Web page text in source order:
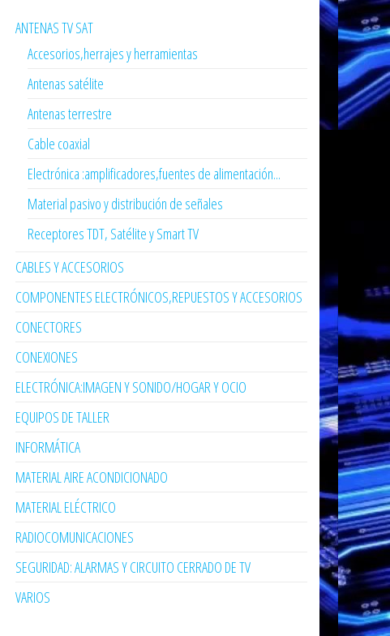
ANTENAS TV SAT
Accesorios,herrajes y herramientas
Antenas satélite
Antenas terrestre
Cable coaxial
Electrónica :amplificadores,fuentes de alimentación...
Material pasivo y distribución de señales
Receptores TDT, Satélite y Smart TV
CABLES Y ACCESORIOS
COMPONENTES ELECTRÓNICOS,REPUESTOS Y ACCESORIOS
CONECTORES
CONEXIONES
ELECTRÓNICA:IMAGEN Y SONIDO/HOGAR Y OCIO
EQUIPOS DE TALLER
INFORMÁTICA
MATERIAL AIRE ACONDICIONADO
MATERIAL ELÉCTRICO
RADIOCOMUNICACIONES
SEGURIDAD: ALARMAS Y CIRCUITO CERRADO DE TV
VARIOS